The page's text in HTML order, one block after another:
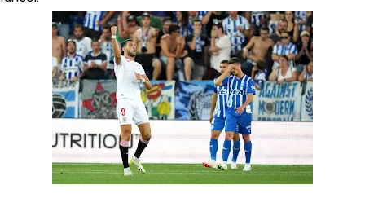
Odysseas Vlachodimos: “El objetivo es mejorar la
temporada pasada”
El Sevilla FC empieza a inscribir a los nuevos
fichajes
Opinión | "Carta abierta a Alberto Flores" por Rafa
Análisis I Quién es y cómo juega Fran González